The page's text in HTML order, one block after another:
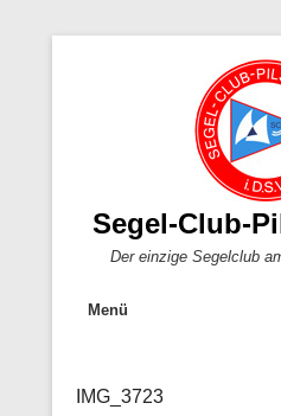
Segel-Club-
Der einzige Segelclub
Menü
IMG_3723